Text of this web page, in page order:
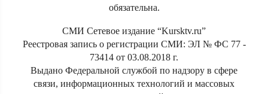
обязательна.
СМИ Сетевое издание “Kursktv.ru”
Реестровая запись о регистрации СМИ: ЭЛ № ФС 77 -
73414 от 03.08.2018 г.
Выдано Федеральной службой по надзору в сфере
связи, информационных технологий и массовых